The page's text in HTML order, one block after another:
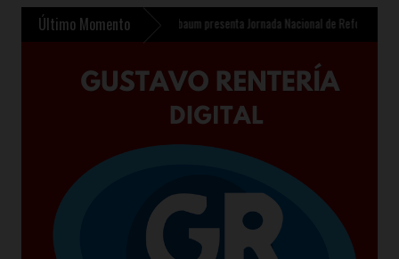
Último Momento
en Chalco »Sheinbaum presenta Jornada Nacional de Reforestación 2026